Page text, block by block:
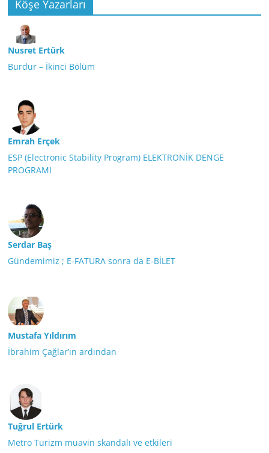
Köşe Yazarları
Nusret Ertürk
Burdur – İkinci Bölüm
Emrah Erçek
ESP (Electronic Stability Program) ELEKTRONİK DENGE
PROGRAMI
Serdar Baş
Gündemimiz ; E-FATURA sonra da E-BİLET
Mustafa Yıldırım
İbrahim Çağlar’ın ardından
Tuğrul Ertürk
Metro Turizm muavin skandalı ve etkileri